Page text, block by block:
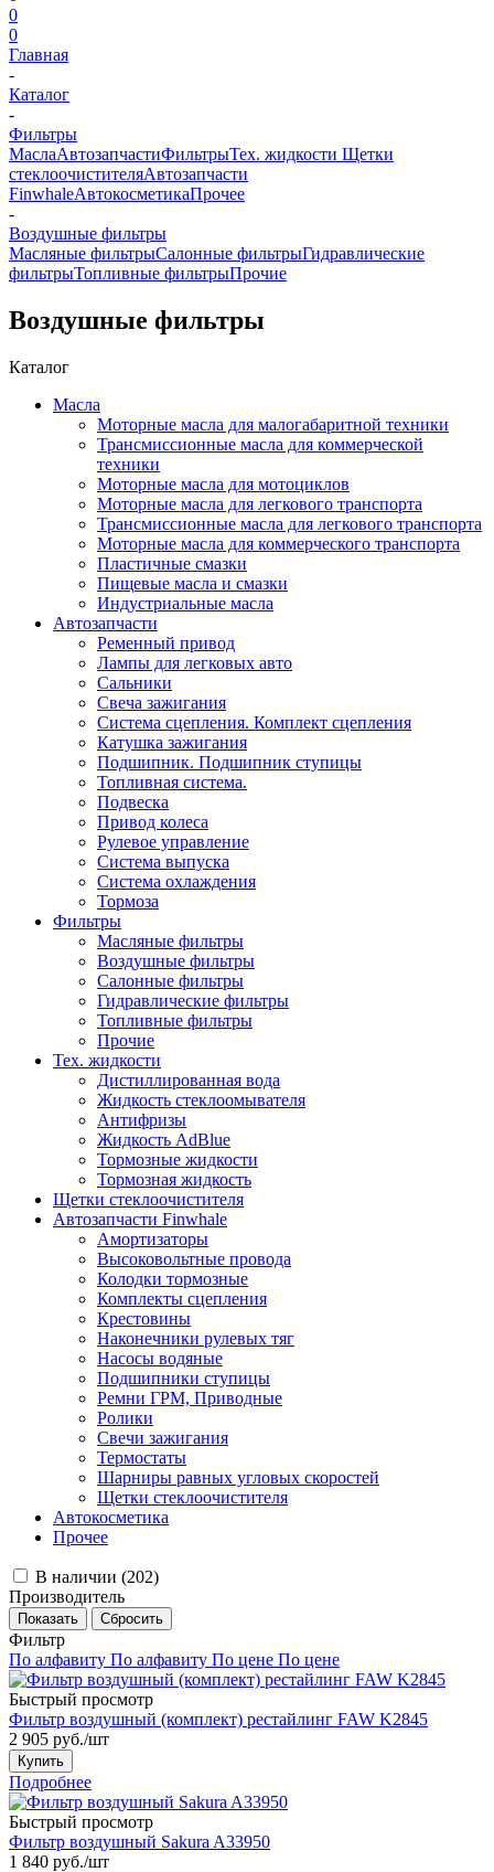
0
0
Главная
-
Каталог
-
Фильтры
МаслаАвтозапчастиФильтрыТех. жидкости Щетки
стеклоочистителяАвтозапчасти
FinwhaleАвтокосметикаПрочее
-
Воздушные фильтры
Масляные фильтрыСалонные фильтрыГидравлические
фильтрыТопливные фильтрыПрочие
Воздушные фильтры
Каталог
Масла
Моторные масла для малогабаритной техники
Трансмиссионные масла для коммерческой
техники
Моторные масла для мотоциклов
Моторные масла для легкового транспорта
Трансмиссионные масла для легкового транспорта
Моторные масла для коммерческого транспорта
Пластичные смазки
Пищевые масла и смазки
Индустриальные масла
Автозапчасти
Ременный привод
Лампы для легковых авто
Сальники
Свеча зажигания
Система сцепления. Комплект сцепления
Катушка зажигания
Подшипник. Подшипник ступицы
Топливная система.
Подвеска
Привод колеса
Рулевое управление
Система выпуска
Система охлаждения
Тормоза
Фильтры
Масляные фильтры
Воздушные фильтры
Салонные фильтры
Гидравлические фильтры
Топливные фильтры
Прочие
Тех. жидкости
Дистиллированная вода
Жидкость стеклоомывателя
Антифризы
Жидкость AdBlue
Тормозные жидкости
Тормозная жидкость
Щетки стеклоочистителя
Автозапчасти Finwhale
Амортизаторы
Высоковольтные провода
Колодки тормозные
Комплекты сцепления
Крестовины
Наконечники рулевых тяг
Насосы водяные
Подшипники ступицы
Ремни ГРМ, Приводные
Ролики
Свечи зажигания
Термостаты
Шарниры равных угловых скоростей
Щетки стеклоочистителя
Автокосметика
Прочее
В наличии (202)
Производитель
Фильтр
По алфавиту По алфавиту По цене По цене
Быстрый просмотр
Фильтр воздушный (комплект) рестайлинг FAW K2845
2 905 руб./шт
Купить
Подробнее
Быстрый просмотр
Фильтр воздушный Sakura A33950
1 840 руб./шт